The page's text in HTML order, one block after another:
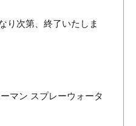
り次第、終了いたしま
マン スプレーウォータ